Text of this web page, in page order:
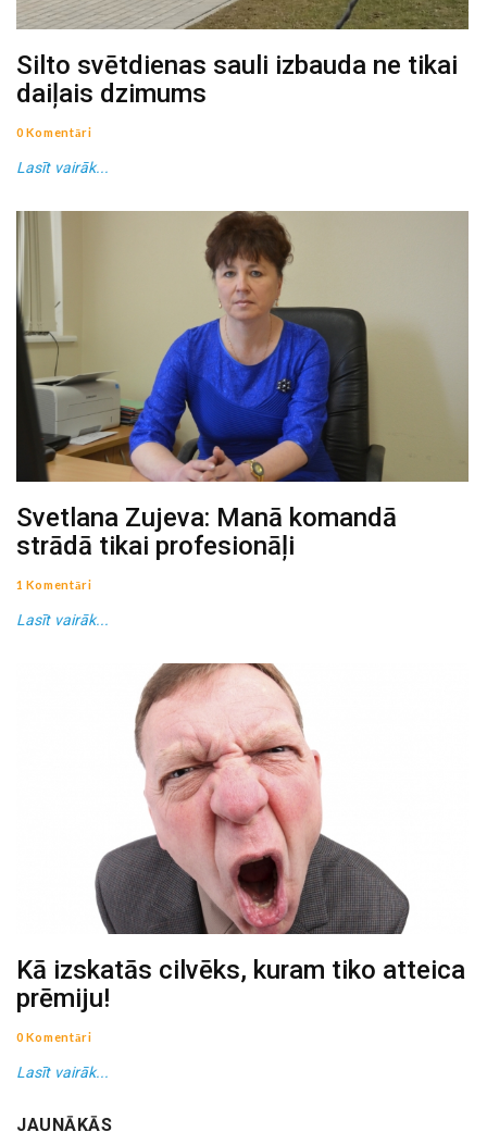
Silto svētdienas sauli izbauda ne tikai
daiļais dzimums
0 Komentāri
Lasīt vairāk...
Svetlana Zujeva: Manā komandā
strādā tikai profesionāļi
1 Komentāri
Lasīt vairāk...
Kā izskatās cilvēks, kuram tiko atteica
prēmiju!
0 Komentāri
Lasīt vairāk...
JAUNĀKĀS